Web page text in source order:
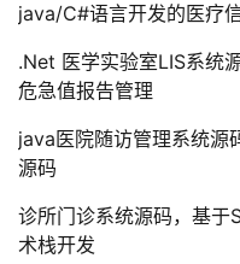
java/C#语言开发的医疗
.Net 医学实验室LIS系统
危急值报告管理
java医院随访管理系统源
源码
诊所门诊系统源码，基
术栈开发